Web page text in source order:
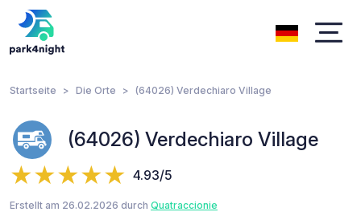
Startseite Die Orte (64026) Verdechiaro Village
(64026) Verdechiaro Village
4.93/5
Erstellt am 26.02.2026 durch Quatraccionie